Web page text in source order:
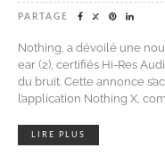
PARTAGE
Nothing, a dévoilé une
ear (2), certifiés Hi-Res
du bruit. Cette annonce
l’application Nothing X,
LIRE PLUS